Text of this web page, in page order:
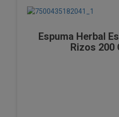
Espuma Herbal
Rizos 200